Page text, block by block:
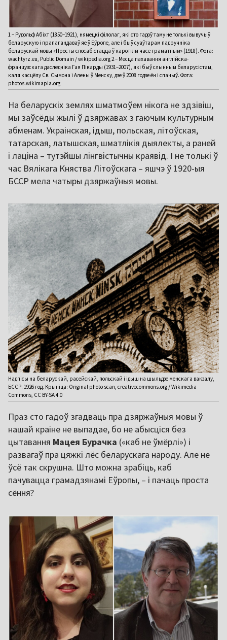
1 – Рудольф Абіхт (1850–1921), нямецкі філолаг, які сто гадоў таму не толькі вывучыў
беларускую і прапагандаваў яе ў Еўропе, але і быў суаўтарам падручніка
беларускай мовы «Просты спосаб стацца ў кароткім часе граматным» (1918). Фота:
wachtyrz.eu, Public Domain / wikipedia.org 2 – Месца пахавання англійска-
французскага даследніка Гая Пікарды (1931–2007), які быў слынным беларусістам,
каля касцёлу Св. Сымона і Алены ў Менску, дзе ў 2008 годзе ён і спачыў. Фота:
photos.wikimapia.org
На беларускіх землях шматмоўем нікога не здзівіш,
мы заўсёды жылі ў дзяржавах з гаючым культурным
абменам. Украінская, ідыш, польская, літоўская,
татарская, латышская, шматлікія дыялекты, а раней
і лаціна – тутэйшы лінгвістычны краявід. І не толькі ў
час Вялікага Княства Літоўскага – яшчэ ў 1920-ыя
БССР мела чатыры дзяржаўныя мовы.
Надпісы на беларускай, расейскай, польскай і ідыш на шыльдзе менскага вакзалу,
БССР. 1926 год. Крыніца: Original photo scan, creativecommons.org / Wikimedia
Commons, CC BY-SA 4.0
Праз сто гадоў згадваць пра дзяржаўныя мовы ў
нашай краіне не выпадае, бо не абысціся без
цытавання Мацея Бурачка («каб не ўмёрлі») і
развагаў пра цяжкі лёс беларускага народу. Але не
ўсё так скрушна. Што можна зрабіць, каб
пачувацца грамадзянамі Еўропы, – і пачаць проста
сёння?